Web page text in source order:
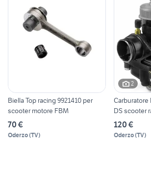
Biella Top racing 9921410 per
scooter motore FBM
70 €
Oderzo(TV)
2
Carburatore
DS scooter
120 €
Oderzo(TV)